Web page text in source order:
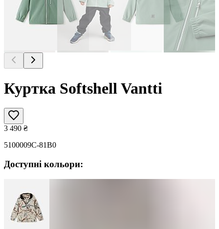
Куртка Softshell Vantti
3 490 ₴
5100009C-81B0
Доступні кольори: